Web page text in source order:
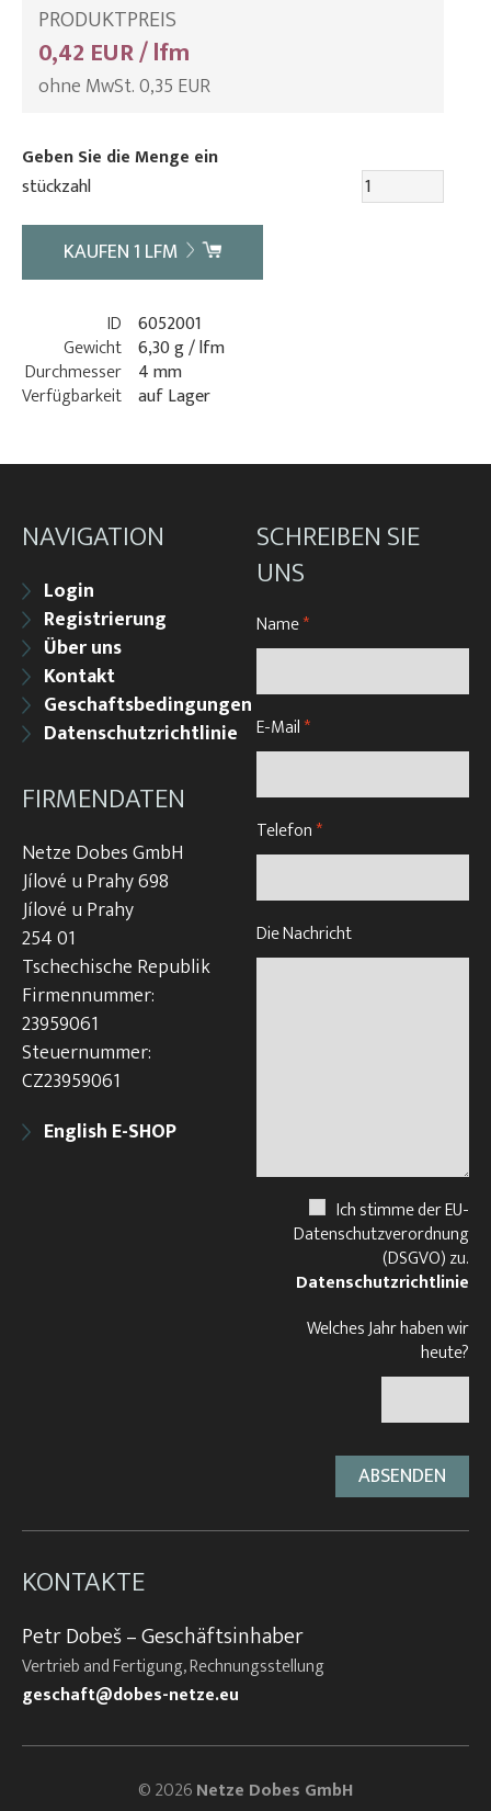
PRODUKTPREIS
0,42 EUR / lfm
ohne MwSt. 0,35 EUR
Geben Sie die Menge ein
stückzahl
KAUFEN1 LFM
ID 6052001
Gewicht 6,30 g / lfm
Durchmesser 4 mm
Verfügbarkeit auf Lager
NAVIGATION
Login
Registrierung
Über uns
Kontakt
Geschaftsbedingungen
Datenschutzrichtlinie
FIRMENDATEN
Netze Dobes GmbH
Jílové u Prahy 698
Jílové u Prahy
254 01
Tschechische Republik
Firmennummer:
23959061
Steuernummer:
CZ23959061
English E-SHOP
SCHREIBEN SIE
UNS
Name*
E-Mail*
Telefon*
Die Nachricht
Ich stimme der EU-
Datenschutzverordnung
(DSGVO) zu.
Datenschutzrichtlinie
Welches Jahr haben wir
heute?
KONTAKTE
Petr Dobeš – Geschäftsinhaber
Vertrieb and Fertigung, Rechnungsstellung
geschaft@dobes-netze.eu
© 2026Netze Dobes GmbH